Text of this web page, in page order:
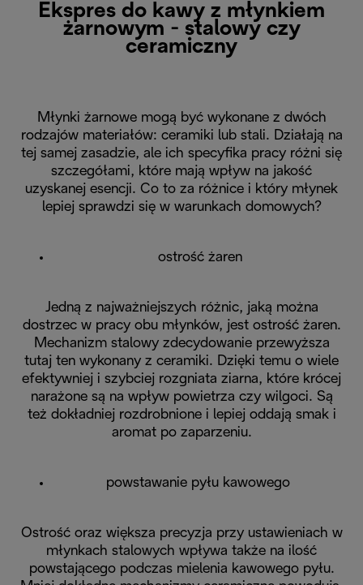
Ekspres do kawy z młynkiem
żarnowym - stalowy czy
ceramiczny
Młynki żarnowe mogą być wykonane z dwóch
rodzajów materiałów: ceramiki lub stali. Działają na
tej samej zasadzie, ale ich specyfika pracy różni się
szczegółami, które mają wpływ na jakość
uzyskanej esencji. Co to za różnice i który młynek
lepiej sprawdzi się w warunkach domowych?
ostrość żaren
Jedną z najważniejszych różnic, jaką można
dostrzec w pracy obu młynków, jest ostrość żaren.
Mechanizm stalowy zdecydowanie przewyższa
tutaj ten wykonany z ceramiki. Dzięki temu o wiele
efektywniej i szybciej rozgniata ziarna, które krócej
narażone są na wpływ powietrza czy wilgoci. Są
też dokładniej rozdrobnione i lepiej oddają smak i
aromat po zaparzeniu.
powstawanie pyłu kawowego
Ostrość oraz większa precyzja przy ustawieniach w
młynkach stalowych wpływa także na ilość
powstającego podczas mielenia kawowego pyłu.